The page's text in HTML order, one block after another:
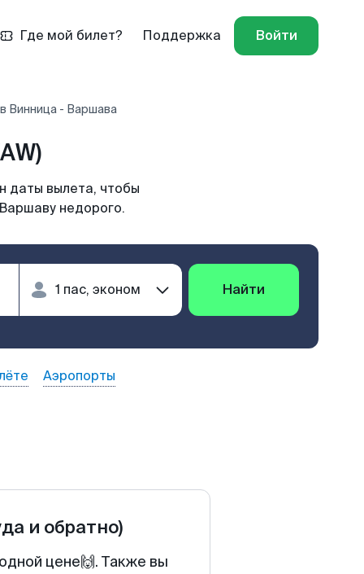
Где мой билет? Поддержка Войти
Винница - Варшава
даты вылета, чтобы
недорого.
Найти
Аэропорты
и обратно)
цене🙌. Также вы